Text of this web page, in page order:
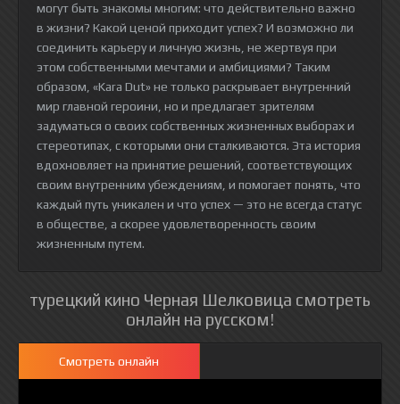
могут быть знакомы многим: что действительно важно
в жизни? Какой ценой приходит успех? И возможно ли
соединить карьеру и личную жизнь, не жертвуя при
этом собственными мечтами и амбициями? Таким
образом, «Kara Dut» не только раскрывает внутренний
мир главной героини, но и предлагает зрителям
задуматься о своих собственных жизненных выборах и
стереотипах, с которыми они сталкиваются. Эта история
вдохновляет на принятие решений, соответствующих
своим внутренним убеждениям, и помогает понять, что
каждый путь уникален и что успех — это не всегда статус
в обществе, а скорее удовлетворенность своим
жизненным путем.
турецкий кино Черная Шелковица смотреть
онлайн на русском!
Смотреть онлайн